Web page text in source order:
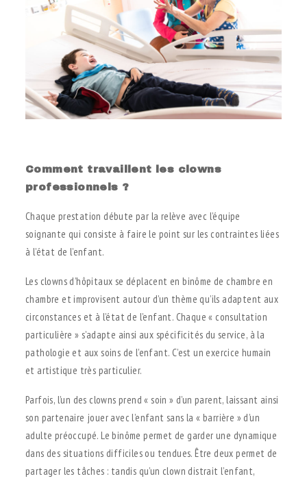
Comment travaillent les clowns
professionnels ?
Chaque prestation débute par la relève avec l’équipe
soignante qui consiste à faire le point sur les contraintes liées
à l’état de l’enfant.
Les clowns d’hôpitaux se déplacent en binôme de chambre en
chambre et improvisent autour d’un thème qu’ils adaptent aux
circonstances et à l’état de l’enfant. Chaque « consultation
particulière » s’adapte ainsi aux spécificités du service, à la
pathologie et aux soins de l’enfant. C’est un exercice humain
et artistique très particulier.
Parfois, l’un des clowns prend « soin » d’un parent, laissant ainsi
son partenaire jouer avec l’enfant sans la « barrière » d’un
adulte préoccupé. Le binôme permet de garder une dynamique
dans des situations difficiles ou tendues. Être deux permet de
partager les tâches : tandis qu’un clown distrait l’enfant,